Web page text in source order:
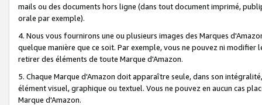
mails ou des documents hors ligne (dans tout document imprimé,
orale par exemple).
4. Nous vous fournirons une ou plusieurs images des Marques
quelque manière que ce soit. Par exemple, vous ne pouvez ni
retirer des éléments de toute Marque d'Amazon.
5. Chaque Marque d'Amazon doit apparaître seule, dans son
élément visuel, graphique ou textuel. Vous ne pouvez en aucun cas
Marque d'Amazon.